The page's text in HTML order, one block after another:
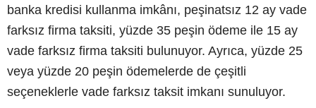
banka kredisi kullanma imkânı, peşinatsız 12 ay vade
farksız firma taksiti, yüzde 35 peşin ödeme ile 15 ay
vade farksız firma taksiti bulunuyor. Ayrıca, yüzde 25
veya yüzde 20 peşin ödemelerde de çeşitli
seçeneklerle vade farksız taksit imkanı sunuluyor.